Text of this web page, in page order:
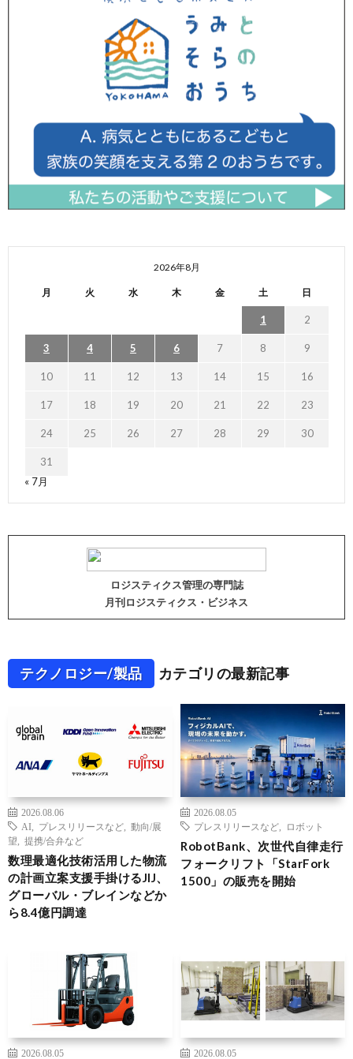
2026年8月
月 火 水 木 金 土 日
1 2
3 4 5 6 7 8 9
10 11 12 13 14 15 16
17 18 19 20 21 22 23
24 25 26 27 28 29 30
31
« 7月
ロジスティクス管理の専門誌
月刊ロジスティクス・ビジネス
テクノロジー/製品 カテゴリの最新記事
2026.08.06
AI
プレスリリースなど
動向/展
望
提携/合弁など
数理最適化技術活用した物流
の計画立案支援手掛けるJIJ、
グローバル・ブレインなどか
ら8.4億円調達
2026.08.05
プレスリリースなど
ロボット
RobotBank、次世代自律走行
フォークリフト「StarFork
1500」の販売を開始
2026.08.05
2026.08.05